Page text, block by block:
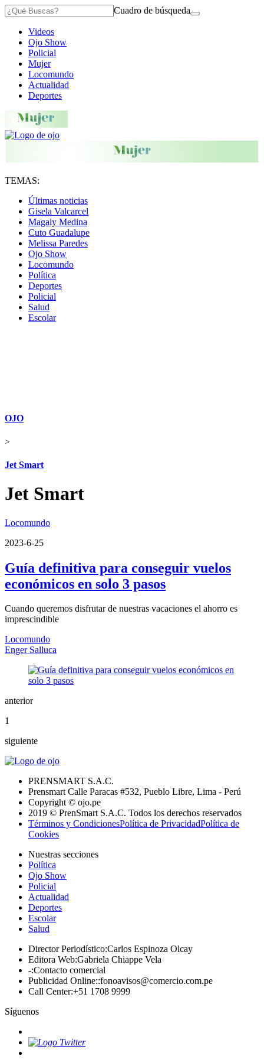
Cuadro de búsqueda
Videos
Ojo Show
Policial
Mujer
Locomundo
Actualidad
Deportes
TEMAS:
Últimas noticias
Gisela Valcarcel
Magaly Medina
Cuto Guadalupe
Melissa Paredes
Ojo Show
Locomundo
Política
Deportes
Policial
Salud
Escolar
OJO
>
Jet Smart
Jet Smart
Locomundo
2023-6-25
Guía definitiva para conseguir vuelos
económicos en solo 3 pasos
Cuando queremos disfrutar de nuestras vacaciones el ahorro es
imprescindible
Locomundo
Enger Salluca
anterior
1
siguiente
PRENSMART S.A.C.
Prensmart Calle Paracas #532, Pueblo Libre, Lima - Perú
Copyright © ojo.pe
2019 © PrenSmart S.A.C. Todos los derechos reservados
Términos y CondicionesPolítica de PrivacidadPolítica de
Cookies
Nuestras secciones
Política
Ojo Show
Policial
Actualidad
Deportes
Escolar
Salud
Director Periodístico:Carlos Espinoza Olcay
Editora Web:Gabriela Chiappe Vela
-:Contacto comercial
Publicidad Online::fonoavisos@comercio.com.pe
Call Center:+51 1708 9999
Síguenos